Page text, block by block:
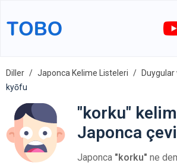
Diller Japonca Kelime Listeleri Duygular
kyōfu
"korku"
Japonca
Japonca "korku" ne